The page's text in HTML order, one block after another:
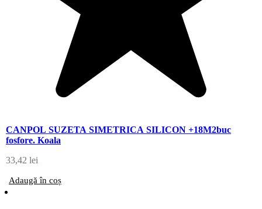
CANPOL SUZETA SIMETRICA SILICON +18M2buc
fosfore. Koala
33,42 lei
Adaugă în coș